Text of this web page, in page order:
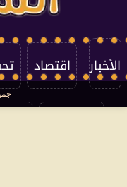
الأخبار اقتصاد